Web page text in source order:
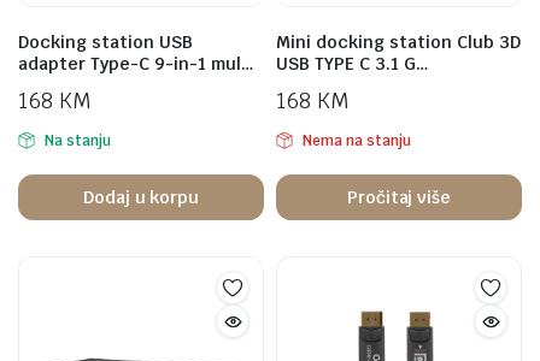
Docking station USB
adapter Type-C 9-in-1 mul…
168 KM
Na stanju
Dodaj u korpu
Mini docking station Club 3D
USB TYPE C 3.1 G…
168 KM
Nema na stanju
Pročitaj više